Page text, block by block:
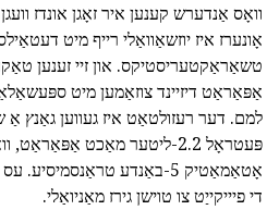
אָונערז איז יוזשאַוואַלי רייף מיט
טשאַראַקטעריסטיקס. און זיי זענען
אַפּאַראַט דיזיינד צוזאַמען מיט
פּעטראָל 2.2-ליטער מאַכט
אָטאַמאַטיק 5-באַנדע
די פיייקייַט צו טוישן גירז מאַניואַלי.